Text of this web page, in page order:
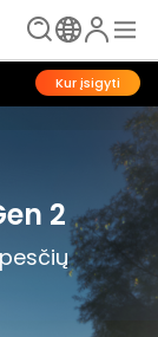
Kur įsigyti
2